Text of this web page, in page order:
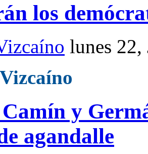
los
lunes
y
agandalle